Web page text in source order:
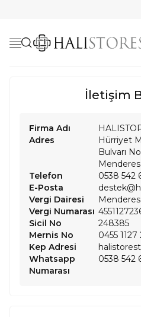
İletişim
Firma Adı
Adres
Hürriyet
Bulvarı
Menderes
Telefon
0538 542
E-Posta
Vergi Dairesi
Menderes
Vergi Numarası
Sicil No
248385
Mernis No
0455
Kep Adresi
Whatsapp
Numarası
0538 542